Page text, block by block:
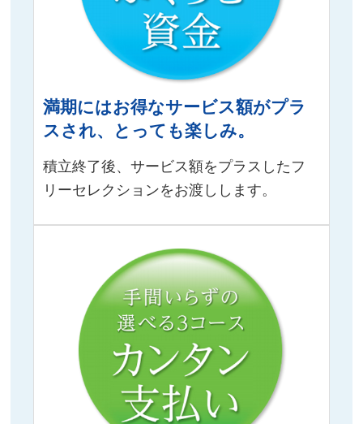
満期にはお得なサービス額がプラ
スされ、とっても楽しみ。
積立終了後、サービス額をプラスしたフ
リーセレクションをお渡しします。